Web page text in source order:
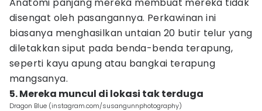
disengat oleh pasangannya. Perkawinan ini
biasanya menghasilkan untaian 20 butir telur yang
diletakkan siput pada benda-benda terapung,
seperti kayu apung atau bangkai terapung
mangsanya.
5. Mereka muncul di lokasi tak terduga
Dragon Blue (instagram.com/susangunnphotography)